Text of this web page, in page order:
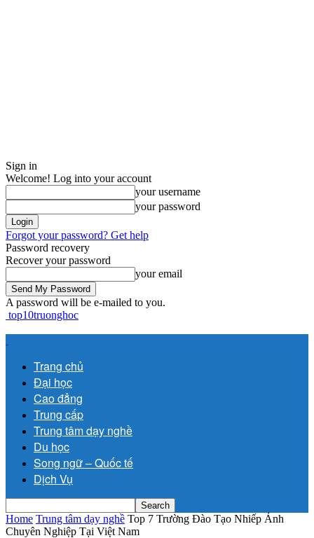
Sign in
Welcome! Log into your account
your username
your password
Forgot your password? Get help
Password recovery
Recover your password
your email
A password will be e-mailed to you.
top10truonghoc
Trang chủ
Đại học
Cao đẳng
Trung cấp
Trung tâm dạy nghề
Du học
Song ngữ – Quốc tế
Dịch Vụ
Home Trung tâm dạy nghề Top 7 Trường Đào Tạo Nhiếp Ảnh
Chuyên Nghiệp Tại Việt Nam